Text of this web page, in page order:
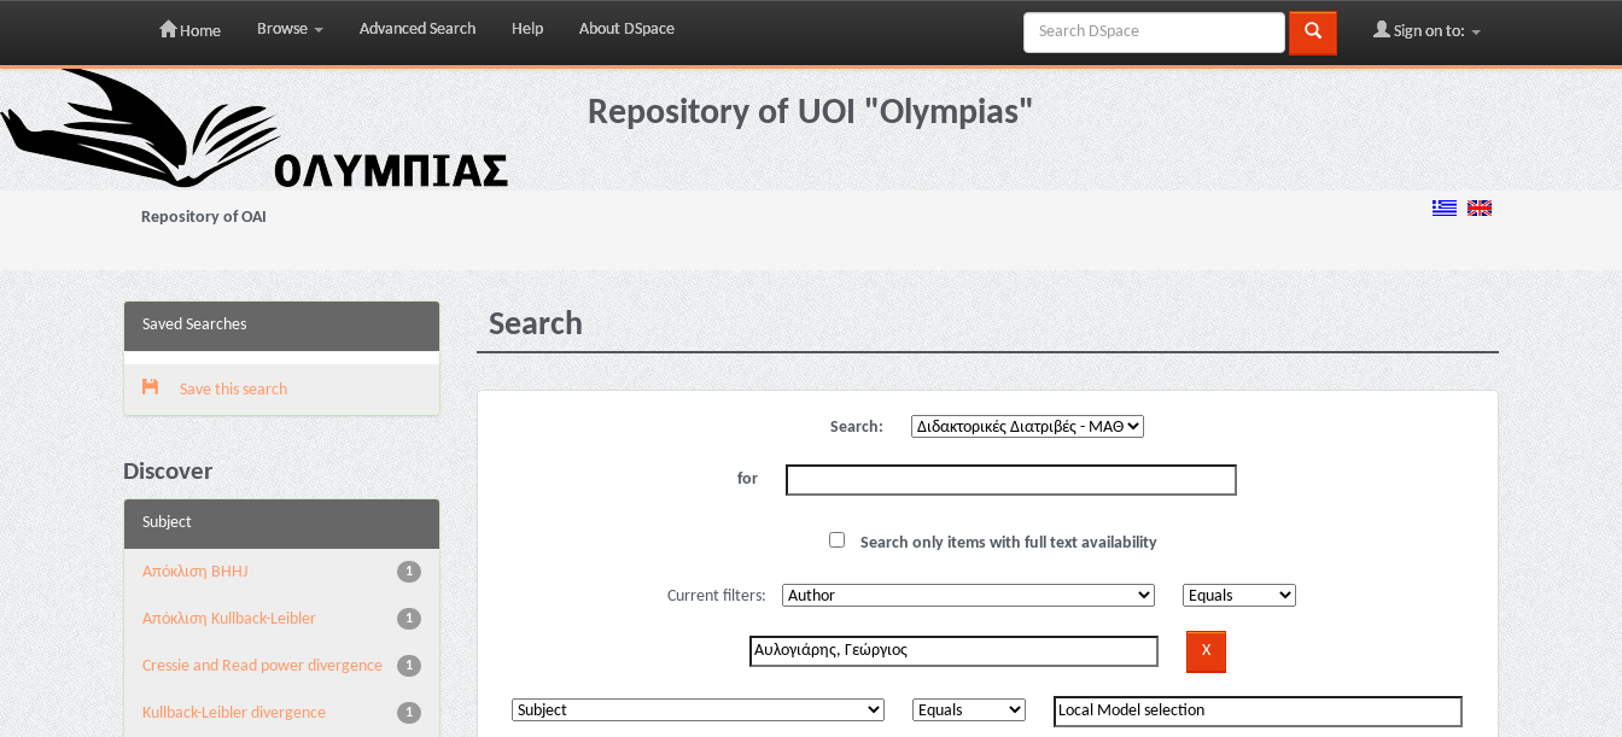
Skip
navigation
Home Browse Advanced Search Help About DSpace Sign on to:
Repository of UOI "Olympias"
Repository of OAI
Saved Searches
Save this search
Discover
Subject
1
Aπόκλιση BHHJ
1
Aπόκλιση Kullback-Leibler
1
Cressie and Read power divergence
1
Kullback-Leibler divergence
Search
Search:
for
Search only items with full text availability
Current filters: